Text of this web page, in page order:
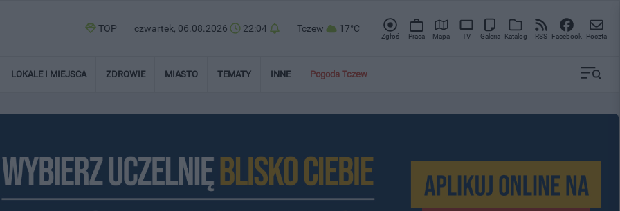
TOP czwartek, 06.08.2026 22:04 Tczew 17°C
Zgłoś Praca Mapa TV Galeria Katalog RSS Facebook Poczta
LOKALE I MIEJSCA ZDROWIE MIASTO TEMATY INNE Pogoda Tczew